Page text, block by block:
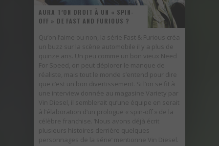
AURA T’ON DROIT À UN « SPIN-
OFF » DE FAST AND FURIOUS ?
Qu’on l’aime ou non, la série Fast & Furious créa
un buzz sur la scène automobile il y a plus de
quinze ans. Un peu comme un bon vieux Need
For Speed, on peut déplorer le manque de
réaliste, mais tout le monde s’entend pour dire
que c’est un bon divertissement. Si l’on se fit à
une interview donnée au magasine Variety par
Vin Diesel, il semblerait qu’une équipe en serait
à l’élaboration d’un prologue « spin-off » de la
célèbre franchise. ‘Nous avons déjà écrit
plusieurs histoires derrière quelques
personnages de la série’ mentionne Vin Diesel.